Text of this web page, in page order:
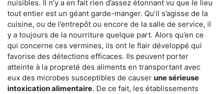
nuisibles. Il n’y a en fait rien d’assez étonnant vu que le lieu
tout entier est un géant garde-manger. Qu’il s’agisse de la
cuisine, ou de l’entrepôt ou encore de la salle de service, il
y a toujours de la nourriture quelque part. Alors qu’en ce
qui concerne ces vermines, ils ont le flair développé qui
favorise des détections efficaces. Ils peuvent porter
atteinte à la propreté des aliments en transportant avec
eux des microbes susceptibles de causer une sérieuse
intoxication alimentaire. De ce fait, les établissements